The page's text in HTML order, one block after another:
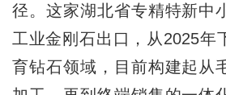
径。这家湖北省专精特新中
工业金刚石出口，从2025年
育钻石领域，目前构建起从